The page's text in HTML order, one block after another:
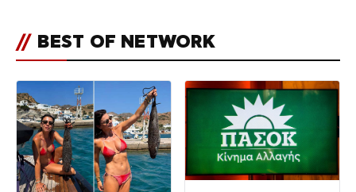
// BEST OF NETWORK